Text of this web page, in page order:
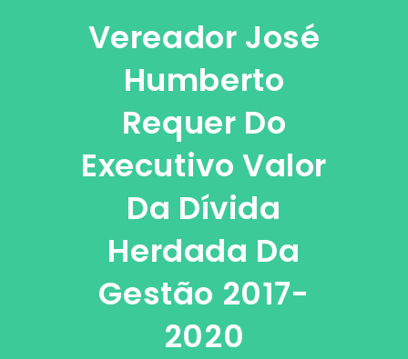
Vereador José
Humberto
Requer Do
Executivo Valor
Da Dívida
Herdada Da
Gestão 2017-
2020